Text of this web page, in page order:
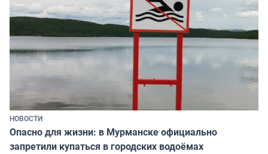
НОВОСТИ
Опасно для жизни: в Мурманске официально
запретили купаться в городских водоёмах